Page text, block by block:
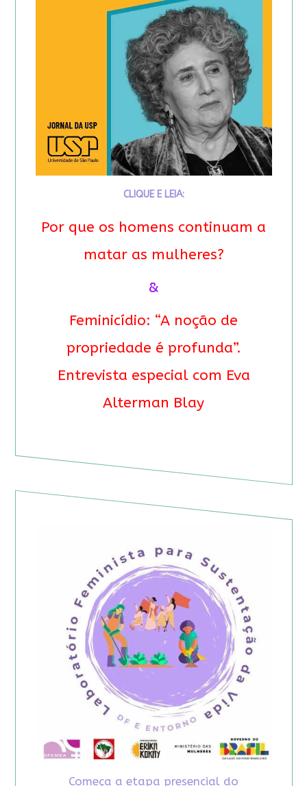
CLIQUE E LEIA:
Por que os homens continuam a
matar as mulheres?
&
Feminicídio: “A noção de
propriedade é profunda”.
Entrevista especial com Eva
Alterman Blay
Começa a etapa presencial do